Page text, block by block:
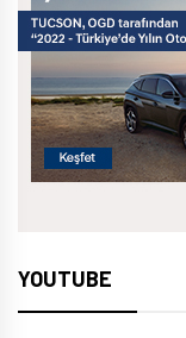
YOUTUBE